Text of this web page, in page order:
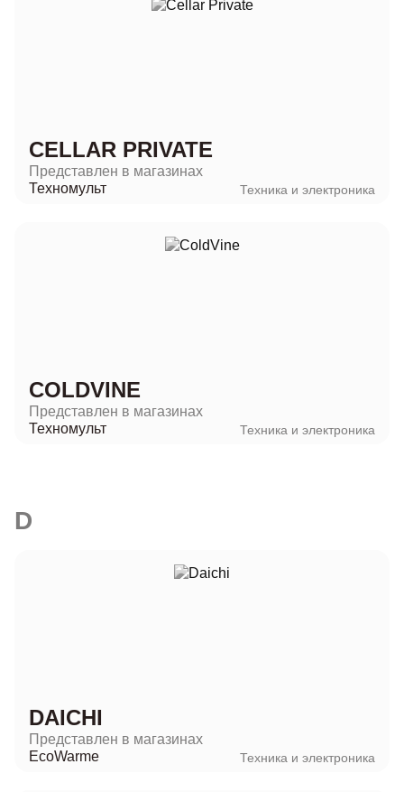
CELLAR PRIVATE
Представлен в магазинах
Техномульт
Техника и электроника
COLDVINE
Представлен в магазинах
Техномульт
Техника и электроника
D
DAICHI
Представлен в магазинах
EcoWarme
Техника и электроника